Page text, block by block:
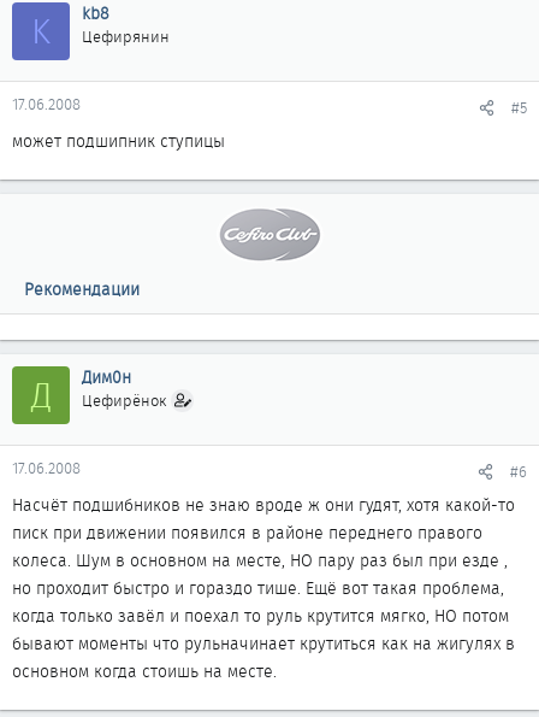
K kb8
Цефирянин
17.06.2008 #5
может подшипник ступицы
Рекомендации
Д Дим0н
Цефирёнок
17.06.2008 #6
Насчёт подшибников не знаю вроде ж они гудят, хотя какой-то
писк при движении появился в районе переднего правого
колеса. Шум в основном на месте, НО пару раз был при езде ,
но проходит быстро и гораздо тише. Ещё вот такая проблема,
когда только завёл и поехал то руль крутится мягко, НО потом
бывают моменты что рульначинает крутиться как на жигулях в
основном когда стоишь на месте.